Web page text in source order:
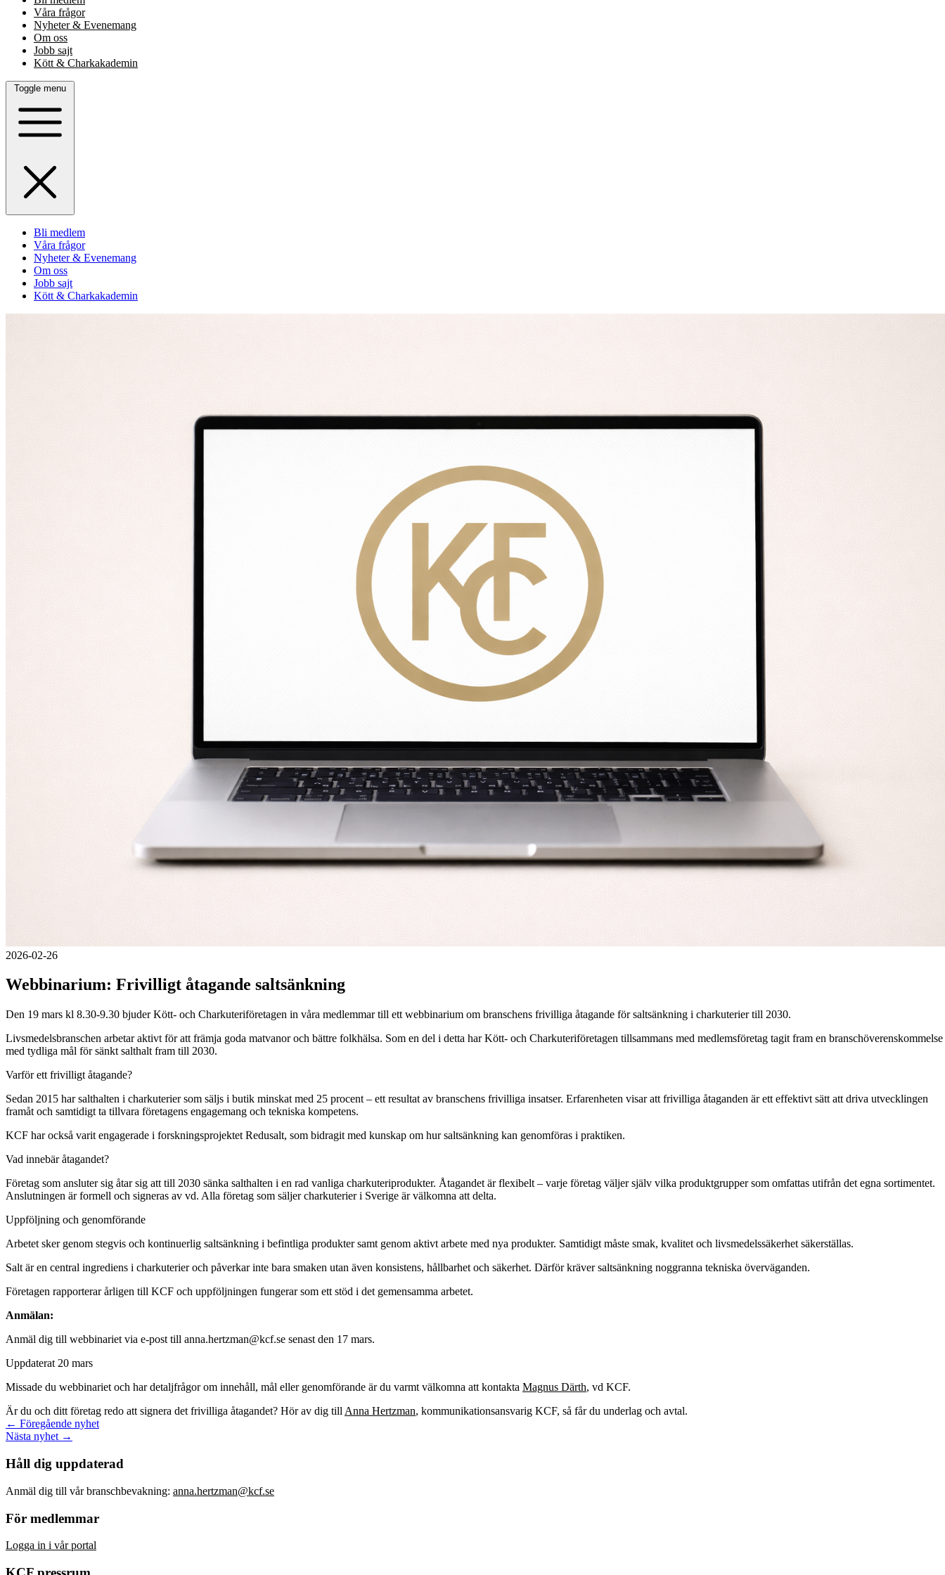
Våra frågor
Nyheter & Evenemang
Om oss
Jobb sajt
Kött & Charkakademin
Toggle menu
Bli medlem
Våra frågor
Nyheter & Evenemang
Om oss
Jobb sajt
Kött & Charkakademin
2026-02-26
Webbinarium: Frivilligt åtagande saltsänkning
Den 19 mars kl 8.30-9.30 bjuder Kött- och Charkuteriföretagen in våra medlemmar till ett webbinarium om branschens frivilliga åtagande för saltsänkning i charkuterier till 2030.
Livsmedelsbranschen arbetar aktivt för att främja goda matvanor och bättre folkhälsa. Som en del i detta har Kött- och Charkuteriföretagen tillsammans med medlemsföretag tagit fram en branschöverenskommelse
med tydliga mål för sänkt salthalt fram till 2030.
Varför ett frivilligt åtagande?
Sedan 2015 har salthalten i charkuterier som säljs i butik minskat med 25 procent – ett resultat av branschens frivilliga insatser. Erfarenheten visar att frivilliga åtaganden är ett effektivt sätt att driva utvecklingen
framåt och samtidigt ta tillvara företagens engagemang och tekniska kompetens.
KCF har också varit engagerade i forskningsprojektet Redusalt, som bidragit med kunskap om hur saltsänkning kan genomföras i praktiken.
Vad innebär åtagandet?
Företag som ansluter sig åtar sig att till 2030 sänka salthalten i en rad vanliga charkuteriprodukter. Åtagandet är flexibelt – varje företag väljer själv vilka produktgrupper som omfattas utifrån det egna sortimentet.
Anslutningen är formell och signeras av vd. Alla företag som säljer charkuterier i Sverige är välkomna att delta.
Uppföljning och genomförande
Arbetet sker genom stegvis och kontinuerlig saltsänkning i befintliga produkter samt genom aktivt arbete med nya produkter. Samtidigt måste smak, kvalitet och livsmedelssäkerhet säkerställas.
Salt är en central ingrediens i charkuterier och påverkar inte bara smaken utan även konsistens, hållbarhet och säkerhet. Därför kräver saltsänkning noggranna tekniska överväganden.
Företagen rapporterar årligen till KCF och uppföljningen fungerar som ett stöd i det gemensamma arbetet.
Anmälan:
Anmäl dig till webbinariet via e-post till anna.hertzman@kcf.se senast den 17 mars.
Uppdaterat 20 mars
Missade du webbinariet och har detaljfrågor om innehåll, mål eller genomförande är du varmt välkomna att kontakta Magnus Därth, vd KCF.
Är du och ditt företag redo att signera det frivilliga åtagandet? Hör av dig till Anna Hertzman, kommunikationsansvarig KCF, så får du underlag och avtal.
← Föregående nyhet
Nästa nyhet →
Håll dig uppdaterad
Anmäl dig till vår branschbevakning: anna.hertzman@kcf.se
För medlemmar
Logga in i vår portal